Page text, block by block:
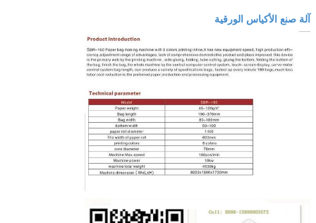
آلة صنع الأكياس الورقية